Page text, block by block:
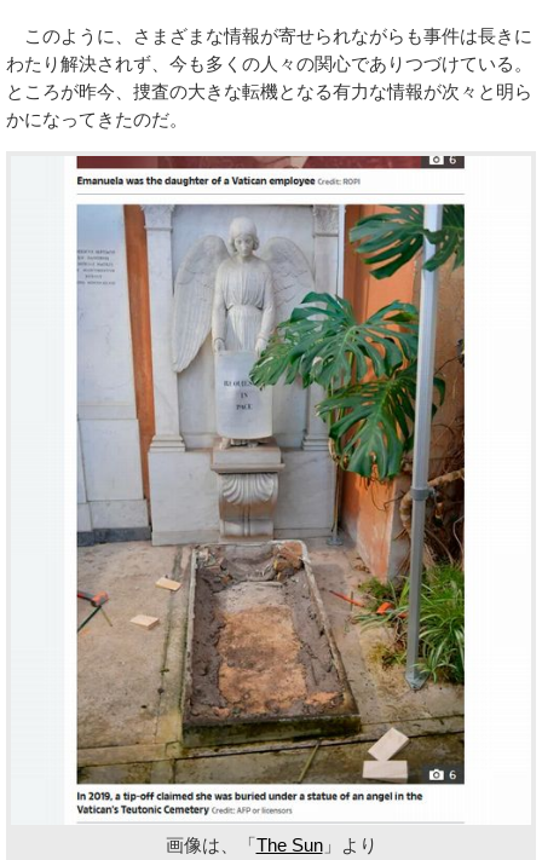
このように、さまざまな情報が寄せられながらも事件は長きに
わたり解決されず、今も多くの人々の関心でありつづけている。
ところが昨今、捜査の大きな転機となる有力な情報が次々と明ら
かになってきたのだ。
画像は、「 The Sun」より